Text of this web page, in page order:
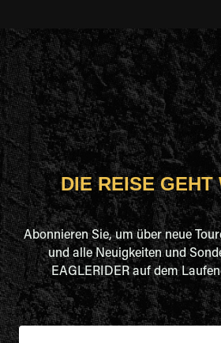
DIE REISE GEHT
Abonnieren Sie, um über neue
und alle Neuigkeiten und
EAGLERIDER auf dem